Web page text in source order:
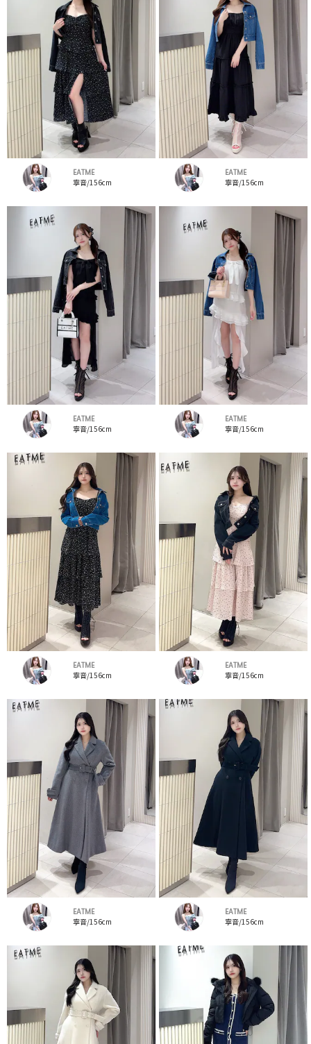
EATME
寧音/156cm
EATME
寧音/156cm
EATME
寧音/156cm
EATME
寧音/156cm
EATME
寧音/156cm
EATME
寧音/156cm
EATME
寧音/156cm
EATME
寧音/156cm